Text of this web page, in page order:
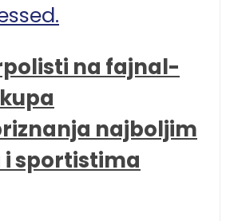
na fajnal-
najboljim
sportistima